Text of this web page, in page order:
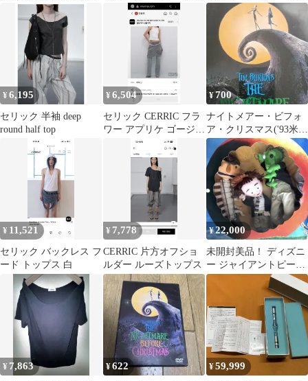
録 DVD 廃盤 セル品
sleeveless charcol
ィション Blu-ray 廃盤
¥6,195
セリック 半袖 deep
round half top
¥6,504
セリック CERRIC フラ
ワー アプリケ ゴージ
ノースリーブ 白
¥700
ナイトメアー・ビフォ
ア・クリスマス('93米)
ハロウィン…
¥ 11,521
セリック バックレス フ
ード トップス 白
¥ 7,778
CERRIC 片方オフショ
ルダー ルーズトップス
¥22,000
未開封美品！ ディズニ
ー ジャイアントピーチ
３体ぬいぐるみ
¥ 7,863 ¥622 ¥59,999